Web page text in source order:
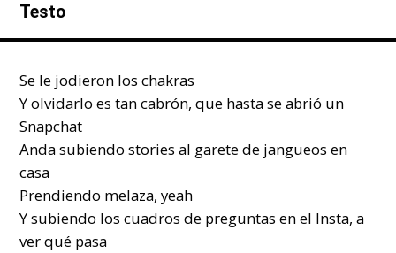
Testo
Se le jodieron los chakras
Y olvidarlo es tan cabrón, que hasta se abrió un
Snapchat
Anda subiendo stories al garete de jangueos en
casa
Prendiendo melaza, yeah
Y subiendo los cuadros de preguntas en el Insta, a
ver qué pasa